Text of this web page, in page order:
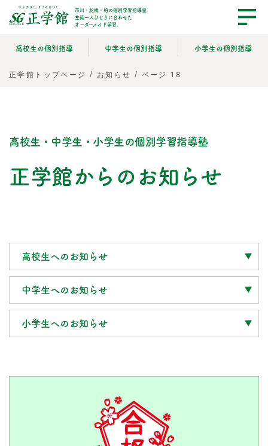
市川・船橋・柏の個別学習指導塾
生徒一人ひとりに合わせた
オーダーメイド学習。
高校生の個別指導 中学生の個別指導 小学生の個別指導
正学館トップページ / お知らせ / ページ 18
高校生・中学生・小学生の個別学習指導塾
正学館からのお知らせ
高校生へのお知らせ
中学生へのお知らせ
小学生へのお知らせ